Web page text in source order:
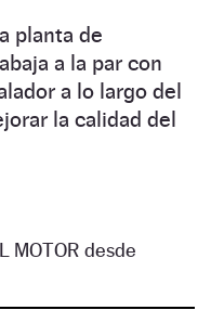
planta de
a la par con
a lo largo del
la calidad del
MOTOR desde